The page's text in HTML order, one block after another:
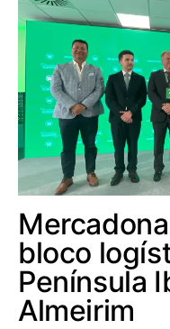
bloco
Península
Almeirim